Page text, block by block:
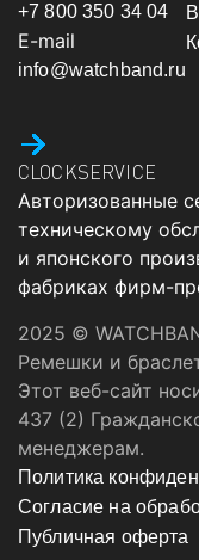
+7 800 350 34 04
E-mail
info@watchband.ru
CLOCKSERVICE
Авторизованные
техническому
и японского
фабриках фирм-
2025 ©
Ремешки и
Этот веб-сайт
437 (2)
менеджерам.
Политика
Согласие на
Публичная оферта